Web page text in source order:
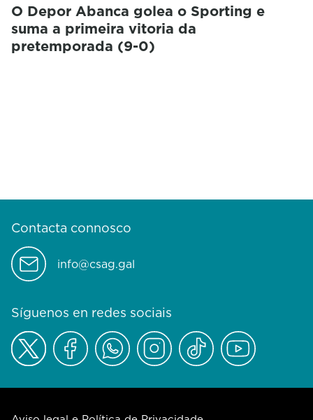
O Depor Abanca golea o Sporting e
suma a primeira vitoria da
pretemporada (9-0)
Contacta connosco
info@csag.gal
Síguenos en redes sociais